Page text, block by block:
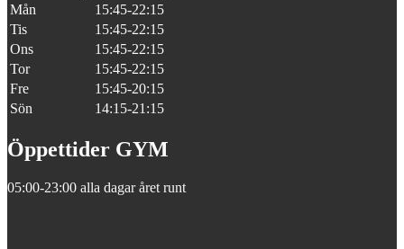
Mån
15:45-22:15
Tis
15:45-22:15
Ons
15:45-22:15
Tor
15:45-22:15
Fre
15:45-20:15
Sön
14:15-21:15
Öppettider GYM
05:00-23:00 alla dagar året runt